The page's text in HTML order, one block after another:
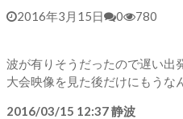
2016年3月15日 0 780
波が有りそうだったので遅い出
大会映像を見た後だけにもうな
2016/03/15 12:37 静波